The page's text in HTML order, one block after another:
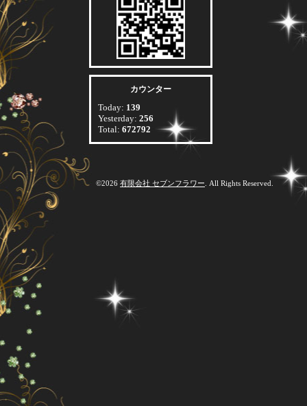
カウンター
Today: 139
Yesterday: 256
Total: 672792
©2026 有限会社 セブンフラワー . All Rights Reserved.